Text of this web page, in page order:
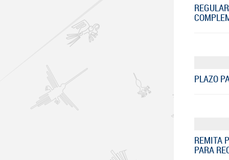
PLAZO
REMITA
PARA